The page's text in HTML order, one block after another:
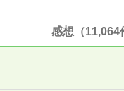
感想（11,064